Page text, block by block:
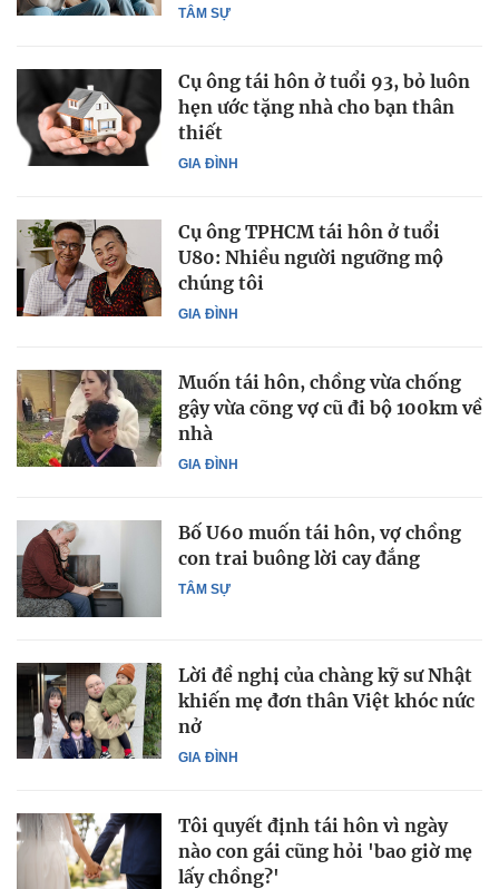
TÂM SỰ
GIA ĐÌNH
Cụ ông tái hôn ở tuổi 93, bỏ luôn
hẹn ước tặng nhà cho bạn thân
thiết
GIA ĐÌNH
Cụ ông TPHCM tái hôn ở tuổi
U80: Nhiều người ngưỡng mộ
chúng tôi
GIA ĐÌNH
Muốn tái hôn, chồng vừa chống
gậy vừa cõng vợ cũ đi bộ 100km về
nhà
TÂM SỰ
Bố U60 muốn tái hôn, vợ chồng
con trai buông lời cay đắng
GIA ĐÌNH
Lời đề nghị của chàng kỹ sư Nhật
khiến mẹ đơn thân Việt khóc nức
nở
Tôi quyết định tái hôn vì ngày
nào con gái cũng hỏi 'bao giờ mẹ
lấy chồng?'